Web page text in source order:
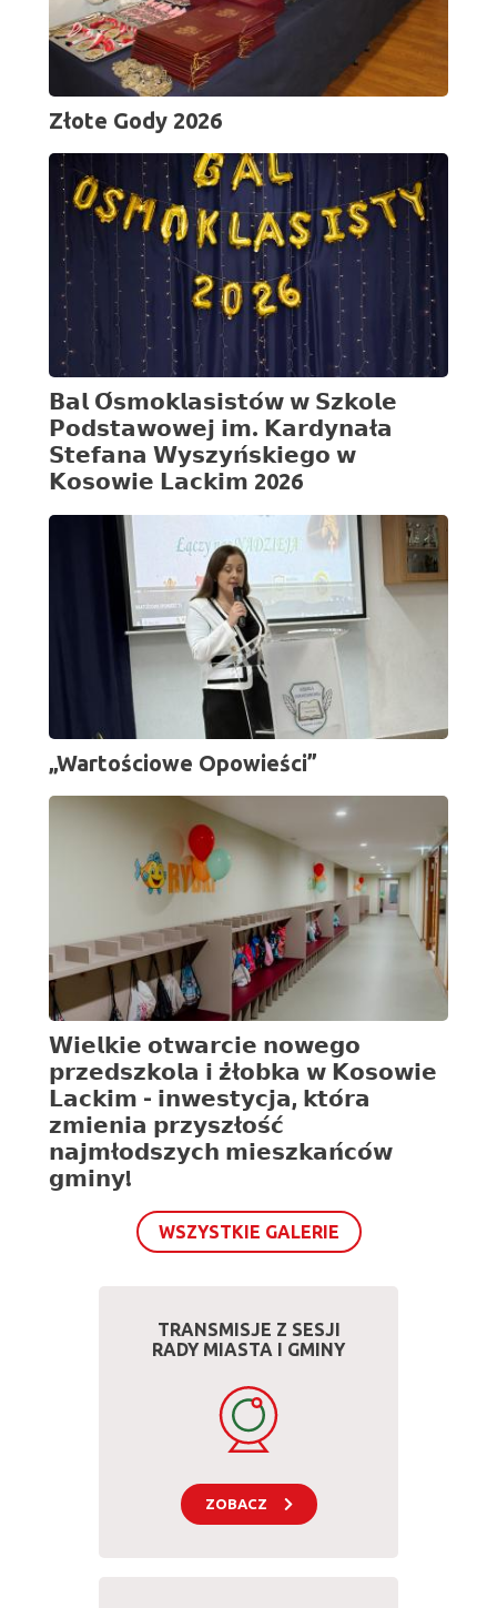
Złote Gody 2026
𝗕𝗮𝗹 𝗢́𝘀𝗺𝗼𝗸𝗹𝗮𝘀𝗶𝘀𝘁𝗼́𝘄 𝘄 𝗦𝘇𝗸𝗼𝗹𝗲
𝗣𝗼𝗱𝘀𝘁𝗮𝘄𝗼𝘄𝗲𝗷 𝗶𝗺. 𝗞𝗮𝗿𝗱𝘆𝗻𝗮ł𝗮
𝗦𝘁𝗲𝗳𝗮𝗻𝗮 𝗪𝘆𝘀𝘇𝘆𝗻́𝘀𝗸𝗶𝗲𝗴𝗼 𝘄
𝗞𝗼𝘀𝗼𝘄𝗶𝗲 𝗟𝗮𝗰𝗸𝗶𝗺 2026
„Wartościowe Opowieści”
𝗪𝗶𝗲𝗹𝗸𝗶𝗲 𝗼𝘁𝘄𝗮𝗿𝗰𝗶𝗲 𝗻𝗼𝘄𝗲𝗴𝗼
𝗽𝗿𝘇𝗲𝗱𝘀𝘇𝗸𝗼𝗹𝗮 𝗶 𝘇̇ł𝗼𝗯𝗸𝗮 𝘄 𝗞𝗼𝘀𝗼𝘄𝗶𝗲
𝗟𝗮𝗰𝗸𝗶𝗺 - 𝗶𝗻𝘄𝗲𝘀𝘁𝘆𝗰𝗷𝗮, 𝗸𝘁𝗼́𝗿𝗮
𝘇𝗺𝗶𝗲𝗻𝗶𝗮 𝗽𝗿𝘇𝘆𝘀𝘇ł𝗼𝘀́𝗰́
𝗻𝗮𝗷𝗺ł𝗼𝗱𝘀𝘇𝘆𝗰𝗵 𝗺𝗶𝗲𝘀𝘇𝗸𝗮𝗻́𝗰𝗼́𝘄
𝗴𝗺𝗶𝗻𝘆!
WSZYSTKIE GALERIE
TRANSMISJE Z SESJI
RADY MIASTA I GMINY
ZOBACZ